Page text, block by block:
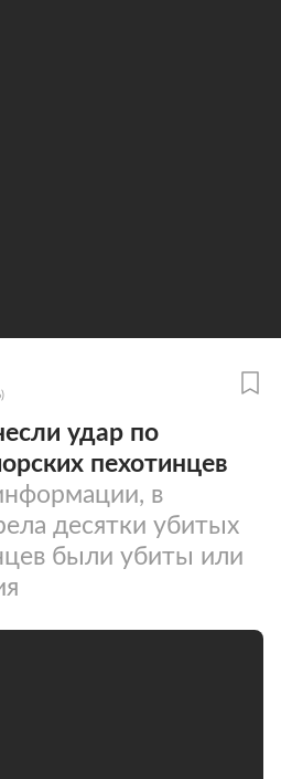
удар по
пехотинцев
в
десятки убитых
были убиты или